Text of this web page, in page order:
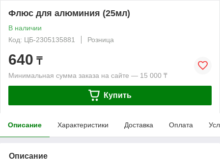
Флюс для алюминия (25мл)
В наличии
Код: ЦБ-2305135881
Розница
640 ₸
Минимальная сумма заказа на сайте — 15 000 ₸
Купить
Описание Характеристики Доставка Оплата
Описание